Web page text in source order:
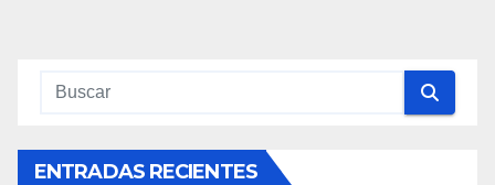
ENTRADAS RECIENTES